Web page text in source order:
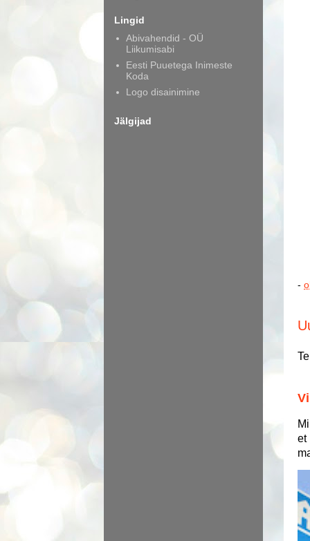
-
et
Lingid
Abivahendid - OÜ
Liikumisabi
Eesti Puuetega Inimeste
Koda
Logo disainimine
Jälgijad